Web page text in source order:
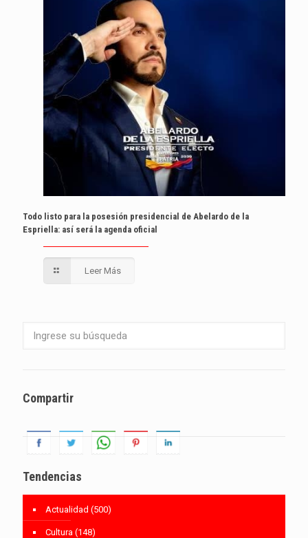
Todo listo para la posesión presidencial de Abelardo de la
Espriella: así será la agenda oficial
Leer Más
Compartir
Tendencias
Actualidad (500)
Cultura (148)